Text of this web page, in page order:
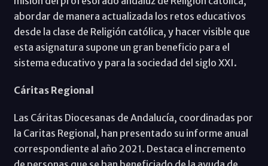
abordar de manera actualizada los retos educativos
desde la clase de Religión católica, y hacer visible que
esta asignatura supone un gran beneficio para el
sistema educativo y para la sociedad del siglo XXI.
Cáritas Regional
Las Cáritas Diocesanas de Andalucía, coordinadas por
la Caritas Regional, han presentado su informe anual
correspondiente al año 2021. Destaca el incremento